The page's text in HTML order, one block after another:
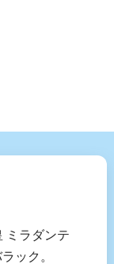
ミラダンテ
ック。